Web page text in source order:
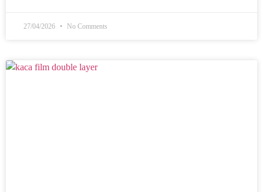
27/04/2026 No Comments